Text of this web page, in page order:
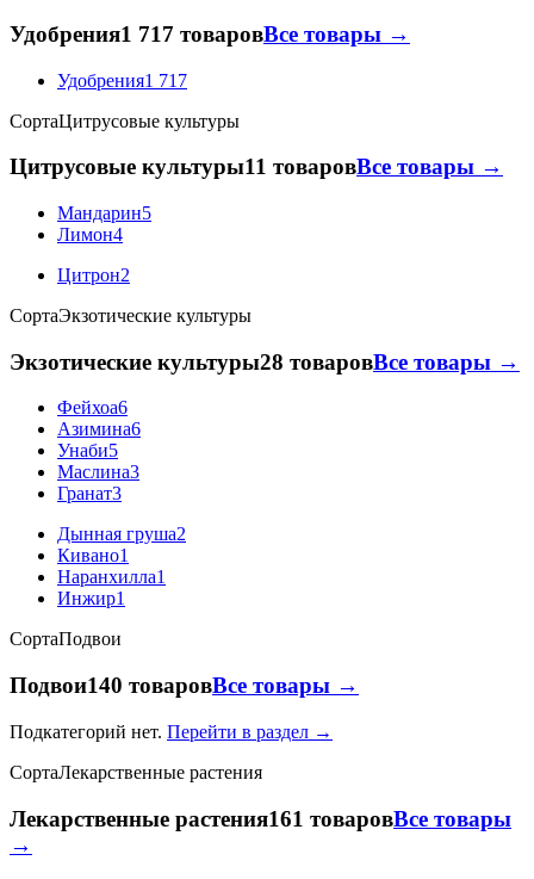
Удобрения1 717 товаровВсе товары →
Удобрения1 717
СортаЦитрусовые культуры
Цитрусовые культуры11 товаровВсе товары →
Мандарин5
Лимон4
Цитрон2
СортаЭкзотические культуры
Экзотические культуры28 товаровВсе товары →
Фейхоа6
Азимина6
Унаби5
Маслина3
Гранат3
Дынная груша2
Кивано1
Наранхилла1
Инжир1
СортаПодвои
Подвои140 товаровВсе товары →
Подкатегорий нет. Перейти в раздел →
СортаЛекарственные растения
Лекарственные растения161 товаровВсе товары
→